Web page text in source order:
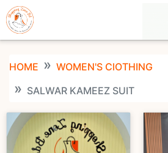
HOME
WOMEN'S ClOTHING
SALWAR KAMEEZ SUIT